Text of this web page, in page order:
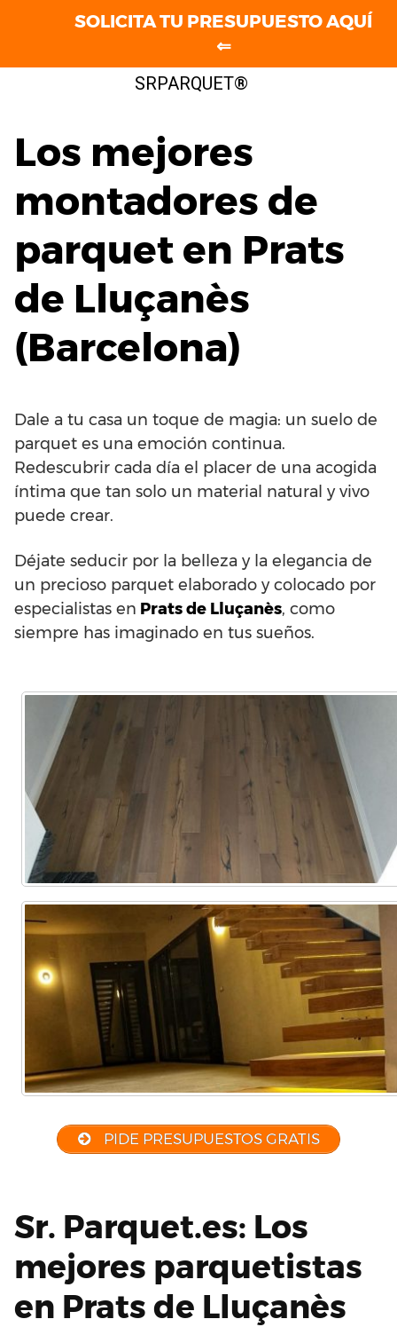
SRPARQUET®
Los mejores
montadores de
parquet en Prats
de Lluçanès
(Barcelona)
Dale a tu casa un toque de magia: un suelo de
parquet es una emoción continua.
Redescubrir cada día el placer de una acogida
íntima que tan solo un material natural y vivo
puede crear.
Déjate seducir por la belleza y la elegancia de
un precioso parquet elaborado y colocado por
especialistas en Prats de Lluçanès, como
siempre has imaginado en tus sueños.
PIDE PRESUPUESTOS GRATIS
Sr. Parquet.es: Los
mejores parquetistas
en Prats de Lluçanès
SOLICITA TU PRESUPUESTO AQUÍ
⇐